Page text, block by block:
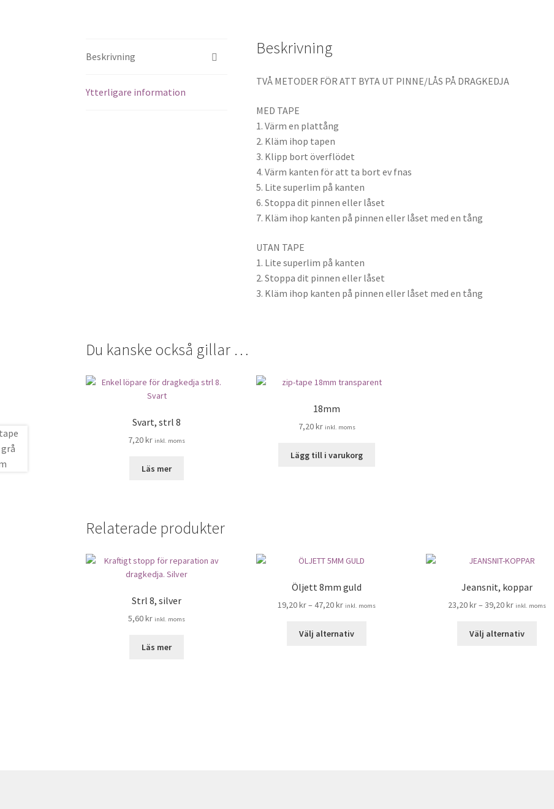
Beskrivning
Ytterligare information
Beskrivning
TVÅ METODER FÖR ATT BYTA UT PINNE/LÅS PÅ DRAGKEDJA
MED TAPE
1. Värm en plattång
2. Kläm ihop tapen
3. Klipp bort överflödet
4. Värm kanten för att ta bort ev fnas
5. Lite superlim på kanten
6. Stoppa dit pinnen eller låset
7. Kläm ihop kanten på pinnen eller låset med en tång
UTAN TAPE
1. Lite superlim på kanten
2. Stoppa dit pinnen eller låset
3. Kläm ihop kanten på pinnen eller låset med en tång
Du kanske också gillar …
Svart, strl 8
7,20kr inkl. moms
Läs mer
18mm
7,20kr inkl. moms
Lägg till i varukorg
Relaterade produkter
Strl 8, silver
5,60kr inkl. moms
Läs mer
Öljett 8mm guld
19,20kr–47,20kr inkl. moms
Välj alternativ
Jeansnit, koppar
23,20kr– 39,20kr inkl. moms
Välj alternativ